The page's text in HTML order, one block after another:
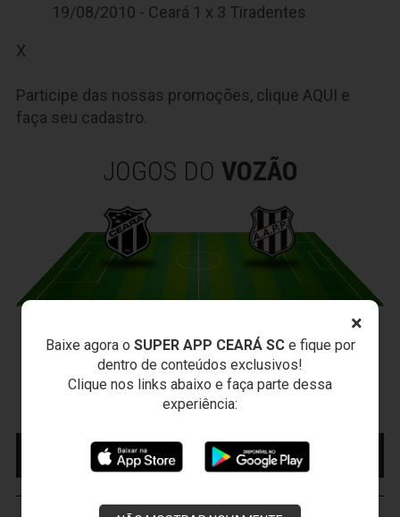
×
Baixe agora o SUPER APP CEARÁ SCe fique por
dentro de conteúdos exclusivos!
Clique nos links abaixo e faça parte dessa
experiência:
19/08/2010 - Ceará 1 x 3 Tiradentes
X
Participe das nossas promoções, clique AQUI e
faça seu cadastro.
JOGOS DO VOZÃO
CEARÁ X PONTE PRETA
Sexta-feira, 07/08/2026 - 20:30
Arena Vozão (Castelão) - Capital/CE
Campeonato Brasileiro • 2º Turno • 21 ª Rodada
MAIS INFORMAÇÕES
COMPRE AQUI SEU
INGRESSO